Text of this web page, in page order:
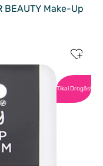
BEAUTY Make-Up
Tikai Drogās!